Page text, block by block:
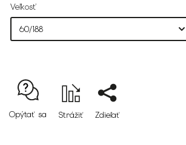
Veľkosť
Opýtať sa Strážiť Zdieľať